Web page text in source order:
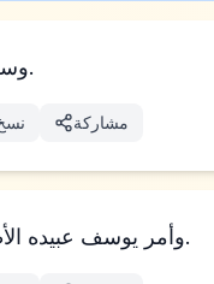
وسقط يوسف على وجه أبيه وبكى عليه وقبله.
مشاركة
وأمر يوسف عبيده الأطباء أن يحنطوا أباه. فحنط الأطباء إسرائيل.